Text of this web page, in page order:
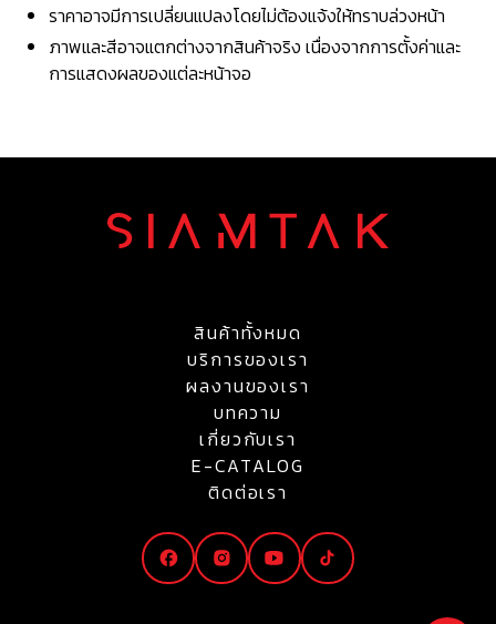
ราคาอาจมีการเปลี่ยนแปลงโดยไม่ต้องแจ้งให้ทราบล่วงหน้า
ภาพและสีอาจแตกต่างจากสินค้าจริง เนื่องจากการตั้งค่าและ
การแสดงผลของแต่ละหน้าจอ
สินค้าทั้งหมด
บริการของเรา
ผลงานของเรา
บทความ
เกี่ยวกับเรา
E-CATALOG
ติดต่อเรา